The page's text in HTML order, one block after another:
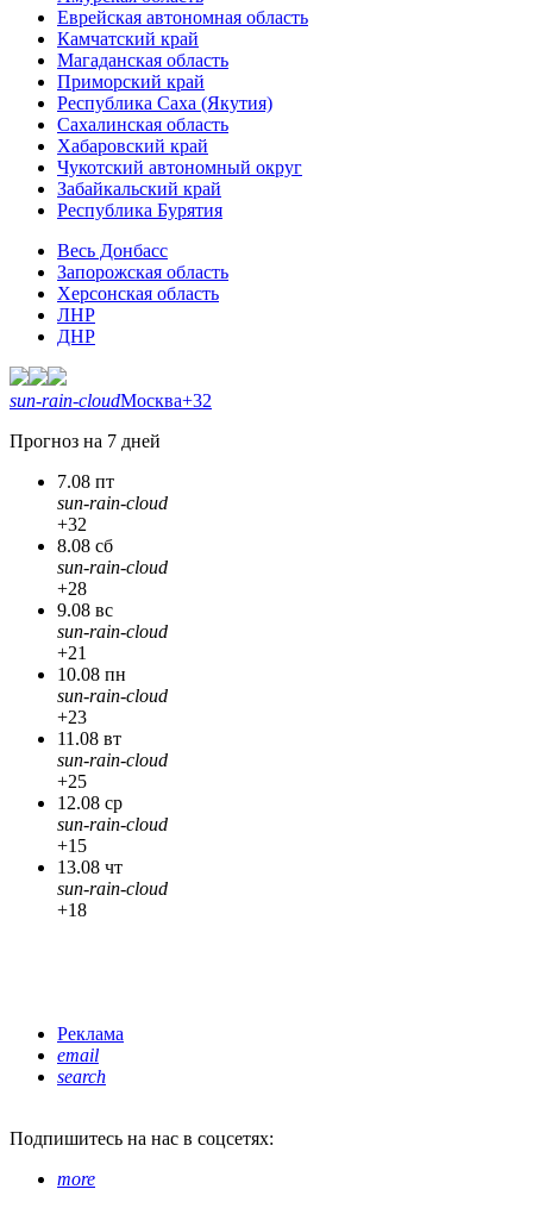
Еврейская автономная область
Камчатский край
Магаданская область
Приморский край
Республика Саха (Якутия)
Сахалинская область
Хабаровский край
Чукотский автономный округ
Забайкальский край
Республика Бурятия
Весь Донбасс
Запорожская область
Херсонская область
ЛНР
ДНР
sun-rain-cloudМосква+32
Прогноз на 7 дней
7.08 пт
sun-rain-cloud
+32
8.08 сб
sun-rain-cloud
+28
9.08 вс
sun-rain-cloud
+21
10.08 пн
sun-rain-cloud
+23
11.08 вт
sun-rain-cloud
+25
12.08 ср
sun-rain-cloud
+15
13.08 чт
sun-rain-cloud
+18
Реклама
email
search
Подпишитесь на нас в соцсетях:
more